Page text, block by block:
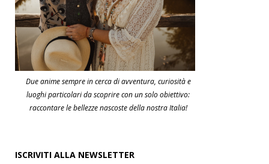
Due anime sempre in cerca di avventura, curiosità e
luoghi particolari da scoprire con un solo obiettivo:
raccontare le bellezze nascoste della nostra Italia!
ISCRIVITI ALLA NEWSLETTER